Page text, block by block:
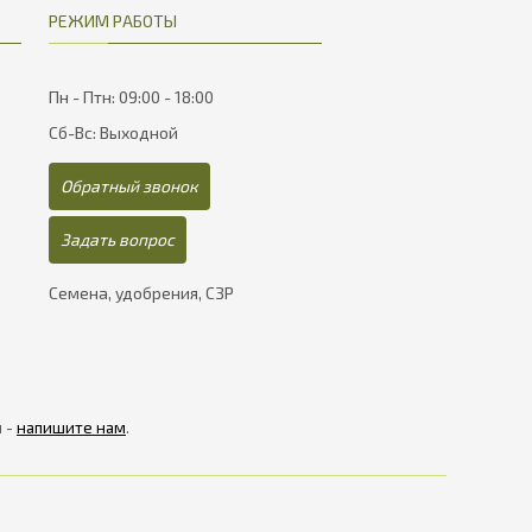
РЕЖИМ РАБОТЫ
Пн - Птн: 09:00 - 18:00
Сб-Вс: Выходной
Обратный звонок
Задать вопрос
Семена, удобрения, СЗР
- напишите нам.